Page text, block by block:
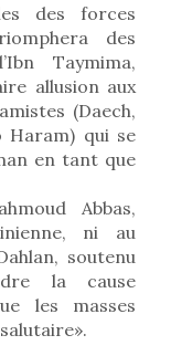
des forces
des
Taymima,
allusion aux
(Daech,
Haram) qui se
en tant que
Abbas,
ni au
soutenu
la cause
les masses